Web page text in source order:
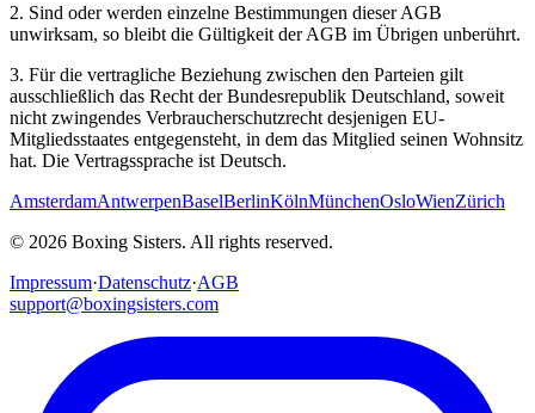
2. Sind oder werden einzelne Bestimmungen dieser AGB
unwirksam, so bleibt die Gültigkeit der AGB im Übrigen unberührt.
3. Für die vertragliche Beziehung zwischen den Parteien gilt
ausschließlich das Recht der Bundesrepublik Deutschland, soweit
nicht zwingendes Verbraucherschutzrecht desjenigen EU-
Mitgliedsstaates entgegensteht, in dem das Mitglied seinen Wohnsitz
hat. Die Vertragssprache ist Deutsch.
AmsterdamAntwerpenBaselBerlinKölnMünchenOsloWienZürich
© 2026 Boxing Sisters. All rights reserved.
Impressum·Datenschutz·AGB
support@boxingsisters.com